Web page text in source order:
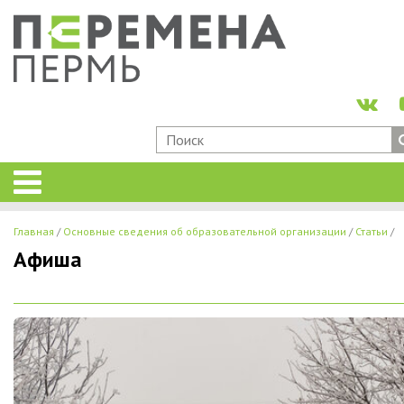
Главная Основные сведения об образовательной организации Статьи
Афиша